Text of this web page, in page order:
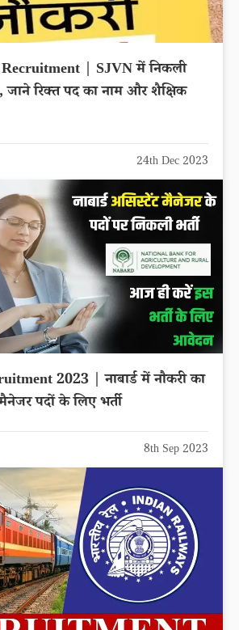
| SJVN में निकली
जाने रिक्त पद का नाम और शैक्षिक
24th Dec 2023
2023 | नाबार्ड में नौकरी का
पदों के लिए भर्ती
8th Sep 2023